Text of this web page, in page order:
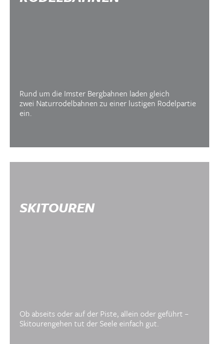
Rund um die Imster Bergbahnen laden gleich
zwei Naturrodelbahnen zu einer lustigen Rodelpartie
ein.
SKITOUREN
Ob abseits oder auf der Piste, allein oder geführt –
Skitourengehen tut der Seele einfach gut.